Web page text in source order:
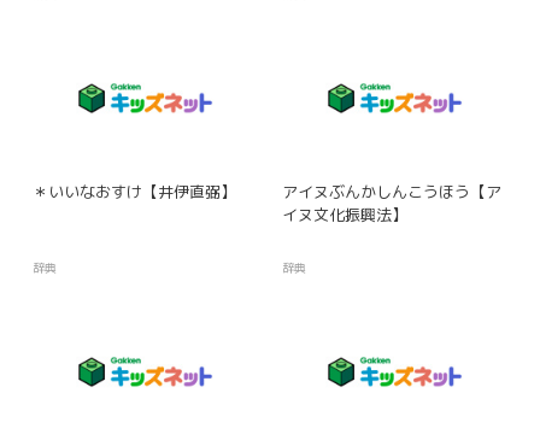
＊いいなおすけ【井伊直弼】
辞典
アイヌぶんかしんこうほう【ア
イヌ文化振興法】
辞典